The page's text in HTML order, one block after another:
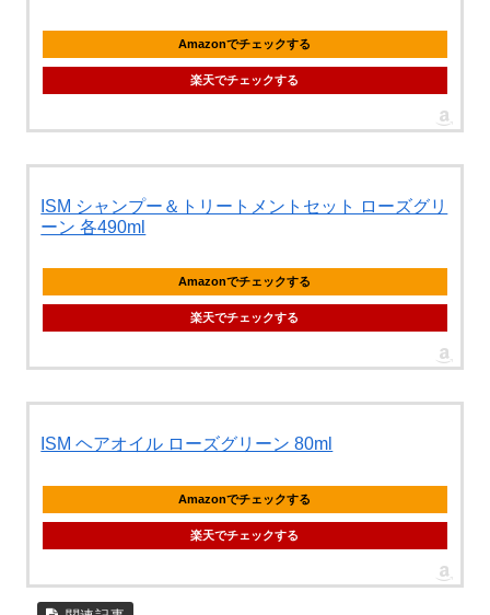
Amazonでチェックする
楽天でチェックする
ISM シャンプー＆トリートメントセット ローズグリ
ーン 各490ml
Amazonでチェックする
楽天でチェックする
ISM ヘアオイル ローズグリーン 80ml
Amazonでチェックする
楽天でチェックする